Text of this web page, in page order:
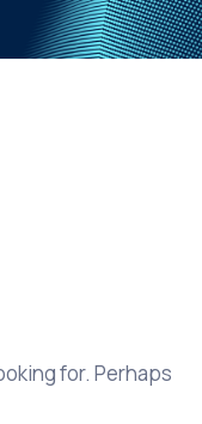
for. Perhaps